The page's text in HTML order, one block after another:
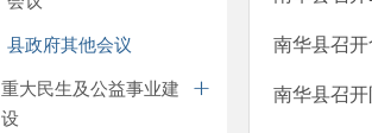
县政府其他会议
重大民生及公益事业建
设
南华县召
南华县召